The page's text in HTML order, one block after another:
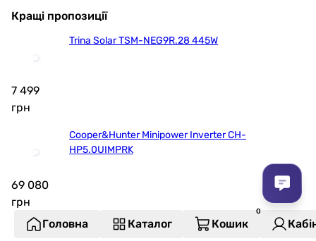
Кращі пропозиції
Trina Solar TSM-NEG9R.28 445W
7 499
грн
Cooper&Hunter Minipower Inverter CH-
HP5.0UIMPRK
69 080
грн
Hewalex KS2100F TLP AC
Головна Каталог Кошик